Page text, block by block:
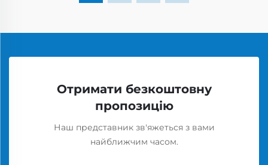
Отримати безкоштовну
пропозицію
Наш представник зв'яжеться з вами
найближчим часом.